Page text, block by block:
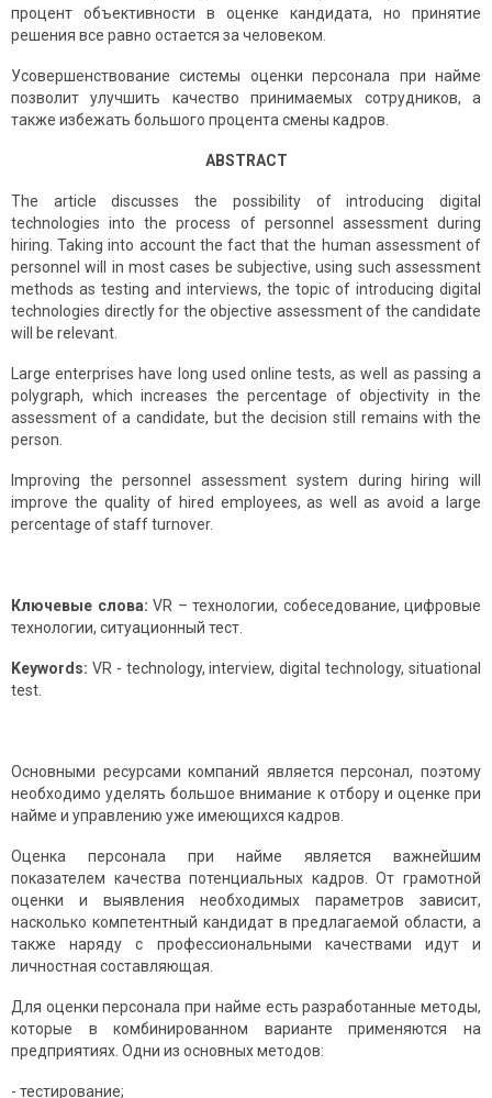
процент объективности в оценке кандидата, но принятие
решения все равно остается за человеком.
Усовершенствование системы оценки персонала при найме
позволит улучшить качество принимаемых сотрудников, а
также избежать большого процента смены кадров.
ABSTRACT
The article discusses the possibility of introducing digital
technologies into the process of personnel assessment during
hiring. Taking into account the fact that the human assessment of
personnel will in most cases be subjective, using such assessment
methods as testing and interviews, the topic of introducing digital
technologies directly for the objective assessment of the candidate
will be relevant.
Large enterprises have long used online tests, as well as passing a
polygraph, which increases the percentage of objectivity in the
assessment of a candidate, but the decision still remains with the
person.
Improving the personnel assessment system during hiring will
improve the quality of hired employees, as well as avoid a large
percentage of staff turnover.
Ключевые слова: VR – технологии, собеседование, цифровые
технологии, ситуационный тест.
Keywords: VR - technology, interview, digital technology, situational
test.
Основными ресурсами компаний является персонал, поэтому
необходимо уделять большое внимание к отбору и оценке при
найме и управлению уже имеющихся кадров.
Оценка персонала при найме является важнейшим
показателем качества потенциальных кадров. От грамотной
оценки и выявления необходимых параметров зависит,
насколько компетентный кандидат в предлагаемой области, а
также наряду с профессиональными качествами идут и
личностная составляющая.
Для оценки персонала при найме есть разработанные методы,
которые в комбинированном варианте применяются на
предприятиях. Одни из основных методов:
- тестирование;